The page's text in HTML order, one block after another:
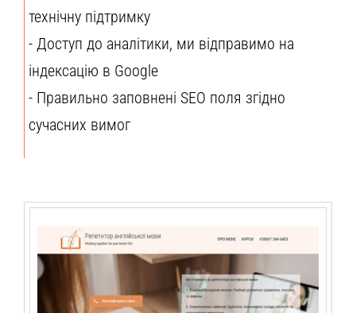
технічну підтримку
- Доступ до аналітики, ми відправимо на
індексацію в Google
- Правильно заповнені SEO поля згідно
сучасних вимог